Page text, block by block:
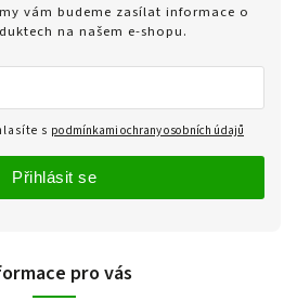
pro vás
vám budeme zasílat informace o
na našem e-shopu.
s podmínkami ochrany osobních údajů
Přihlásit se